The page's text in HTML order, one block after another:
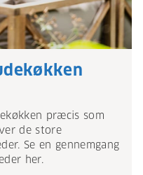
præcis som
de store
Se en gennemgang
her.